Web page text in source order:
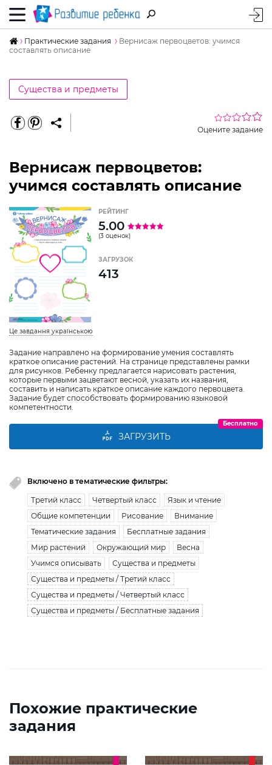
Практические задания
Вернисаж первоцветов: учимся
составлять описание
Существа и предметы
Оцените задание
Вернисаж первоцветов:
учимся составлять описание
Це завдання українською
Задание направлено на формирование умения составлять
краткое описание растений. На странице представлены рамки
для рисунков. Ребенку предлагается нарисовать растения,
которые первыми зацветают весной, указать их названия,
составить и написать краткое описание каждого первоцвета.
Задание будет способствовать формированию языковой
компетентности.
РЕЙТИНГ
5.00
(3 оценок)
ЗАГРУЗОК
413
ЗАГРУЗИТЬ
Бесплатно
Включено в тематические фильтры:
Третий класс Четвертый класс
Язык и чтение
Общие компетенции
Рисование
Внимание
Тематические задания
Бесплатные задания
Мир растений
Окружающий мир
Весна
Учимся описывать
Существа и предметы
Существа и предметы / Третий класс
Существа и предметы / Четвертый класс
Существа и предметы / Бесплатные задания
Похожие практические
задания